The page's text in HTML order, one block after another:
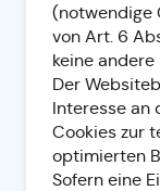
(notwendige
von Art. 6
keine andere
Der
Interesse an
Cookies zur
optimierten
Sofern eine